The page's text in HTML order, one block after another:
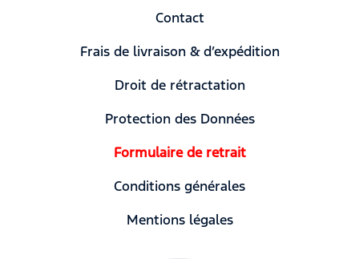
Contact
Frais de livraison & d’expédition
Droit de rétractation
Protection des Données
Formulaire de retrait
Conditions générales
Mentions légales